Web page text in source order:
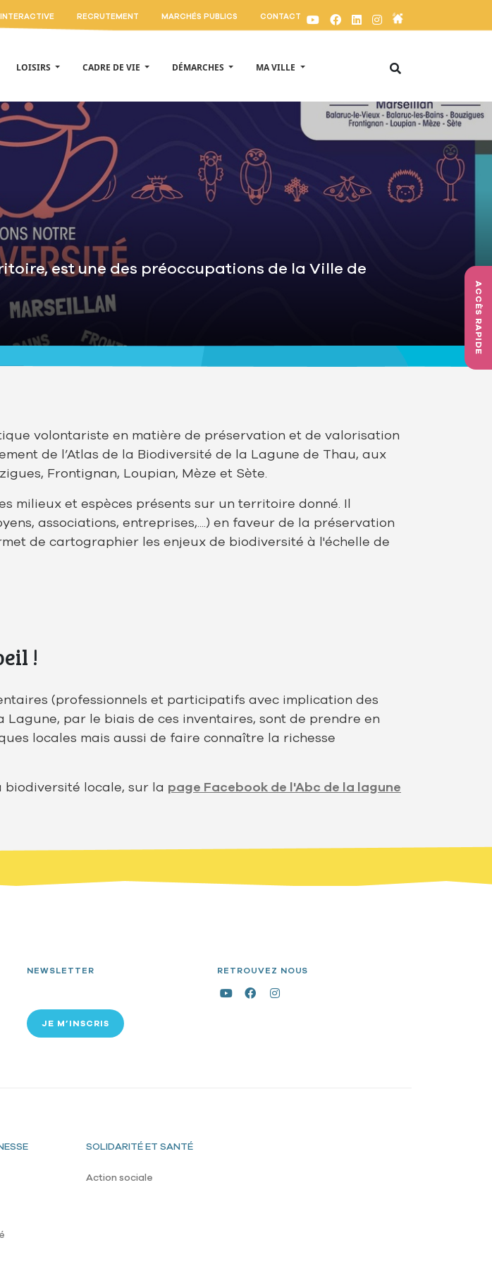
RECRUTEMENT MARCHÉS PUBLICS CONTACT
ACCÈS RAPIDE
LOISIRS CADRE DE VIE DÉMARCHES MA VILLE
Appliquer
est une des préoccupations de la Ville de
volontariste en matière de préservation et de valorisation
de l’Atlas de la Biodiversité de la Lagune de Thau, aux
Frontignan, Loupian, Mèze et Sète.
milieux et espèces présents sur un territoire donné. Il
associations, entreprises,....) en faveur de la préservation
de cartographier les enjeux de biodiversité à l'échelle de
!
(professionnels et participatifs avec implication des
Lagune, par le biais de ces inventaires, sont de prendre en
locales mais aussi de faire connaître la richesse
locale, sur la page Facebook de l'Abc de la lagune
NEWSLETTER
JE M’INSCRIS
RETROUVEZ NOUS
SOLIDARITÉ ET SANTÉ
Action sociale